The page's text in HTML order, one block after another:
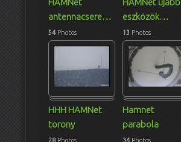
antennacsere…
54Photos
eszközök…
13 Photos
HHH HAMNet
torony
28Photos
Hamnet
parabola
34Photos